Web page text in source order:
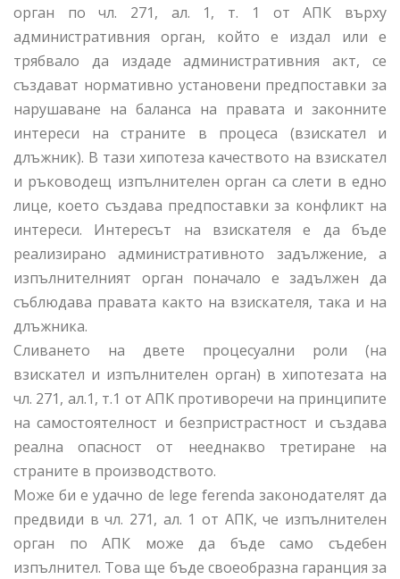
орган по чл. 271, ал. 1, т. 1 от АПК върху
административния орган, който е издал или е
трябвало да издаде административния акт, се
създават нормативно установени предпоставки за
нарушаване на баланса на правата и законните
интереси на страните в процеса (взискател и
длъжник). В тази хипотеза качеството на взискател
и ръководещ изпълнителен орган са слети в едно
лице, което създава предпоставки за конфликт на
интереси. Интересът на взискателя е да бъде
реализирано административното задължение, а
изпълнителният орган поначало е задължен да
съблюдава правата както на взискателя, така и на
длъжника.
Сливането на двете процесуални роли (на
взискател и изпълнителен орган) в хипотезата на
чл. 271, ал.1, т.1 от АПК противоречи на принципите
на самостоятелност и безпристрастност и създава
реална опасност от нееднакво третиране на
страните в производството.
Може би е удачно de lege ferenda законодателят да
предвиди в чл. 271, ал. 1 от АПК, че изпълнителен
орган по АПК може да бъде само съдебен
изпълнител. Това ще бъде своеобразна гаранция за